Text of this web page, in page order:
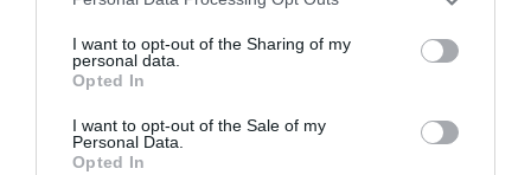
I want to opt-out of the Sharing of my
personal data.
Opted In
I want to opt-out of the Sale of my
Personal Data.
Opted In
»Για εμάς, ως ιατρική ανθρωπιστική οργάνωση,
ένας από τους πιο ανησυχητικούς περιορισμούς
είναι η
απαγόρευση εκπαίδευση
κοριτσιών στον τομέα της
. Αυτό